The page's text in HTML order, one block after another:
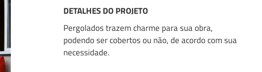
DETALHES DO PROJETO
Pergolados trazem charme para sua obra,
podendo ser cobertos ou não, de acordo com sua
necessidade.